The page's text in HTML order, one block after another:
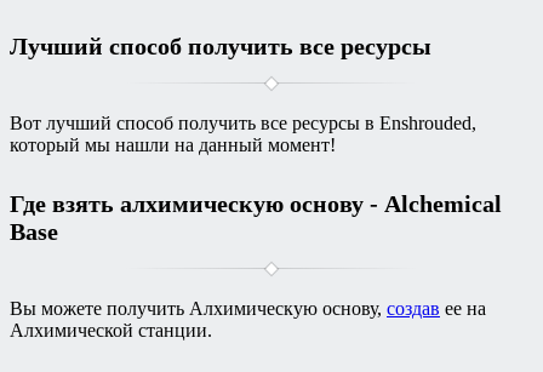
Лучший способ получить все ресурсы
Вот лучший способ получить все ресурсы в Enshrouded,
который мы нашли на данный момент!
Где взять алхимическую основу - Alchemical
Base
Вы можете получить Алхимическую основу, создав ее на
Алхимической станции.